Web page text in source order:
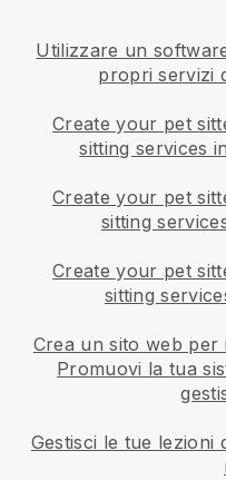
Utilizzare un
propri servizi
Create your pet
sitting services
Create your pet
sitting
Create your pet
sitting
Crea un sito web per
Promuovi la tua
Gestisci le tue lezioni